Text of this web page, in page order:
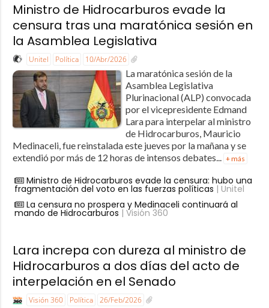
Ministro de Hidrocarburos evade la
censura tras una maratónica sesión en
la Asamblea Legislativa
Unitel Política 10/Abr/2026
La maratónica sesión de la
Asamblea Legislativa
Plurinacional (ALP) convocada
por el vicepresidente Edmand
Lara para interpelar al ministro
de Hidrocarburos, Mauricio
Medinaceli, fue reinstalada este jueves por la mañana y se
extendió por más de 12 horas de intensos debates... + más
Ministro de Hidrocarburos evade la censura: hubo una
fragmentación del voto en las fuerzas políticas | Unitel
La censura no prospera y Medinaceli continuará al
mando de Hidrocarburos | Visión 360
Lara increpa con dureza al ministro de
Hidrocarburos a dos días del acto de
interpelación en el Senado
Visión 360 Política 26/Feb/2026